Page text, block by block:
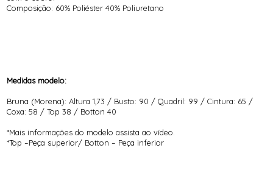
Composição: 60% Poliéster 40% Poliuretano
Medidas modelo:
Bruna (Morena): Altura 1,73 / Busto: 90 / Quadril: 99 / Cintura: 65 /
Coxa: 58 / Top 38 / Botton 40
*Mais informações do modelo assista ao vídeo.
*Top –Peça superior/ Botton – Peça inferior